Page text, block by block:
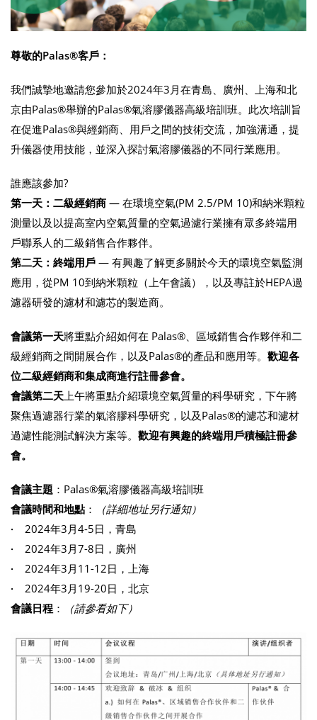
尊敬的Palas®客戶：
我們誠摯地邀請您參加於2024年3月在青島、廣州、上海和北
京由Palas®舉辦的Palas®氣溶膠儀器高級培訓班。此次培訓旨
在促進Palas®與經銷商、用戶之間的技術交流，加強溝通，提
升儀器使用技能，並深入探討氣溶膠儀器的不同行業應用。
誰應該參加?
第一天：二級經銷商 — 在環境空氣(PM 2.5/PM 10)和納米顆粒
測量以及以提高室內空氣質量的空氣過濾行業擁有眾多終端用
戶聯系人的二級銷售合作夥伴。
第二天：終端用戶 — 有興趣了解更多關於今天的環境空氣監測
應用，從PM 10到納米顆粒（上午會議），以及專註於HEPA過
濾器研發的濾材和濾芯的製造商。
會議第一天將重點介紹如何在 Palas®、區域銷售合作夥伴和二
級經銷商之間開展合作，以及Palas®的產品和應用等。 歡迎各
位二級經銷商和集成商進行註冊參會。
會議第二天上午將重點介紹環境空氣質量的科學研究，下午將
聚焦過濾器行業的氣溶膠科學研究，以及Palas®的濾芯和濾材
過濾性能測試解決方案等。 歡迎有興趣的終端用戶積極註冊參
會。
會議主題 ：Palas®氣溶膠儀器高級培訓班
會議時間和地點 ：
（詳細地址另行通知）
· 2024年3月4-5日，青島
·
2024年3月7-8日，廣州
·
2024年3月11-12日，上海
·
2024年3月19-20日，北京
會議日程 ： （請參看如下）